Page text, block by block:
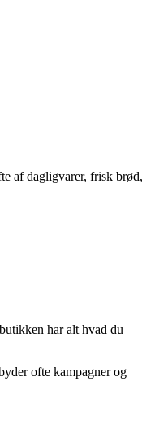
af dagligvarer, frisk brød,
har alt hvad du
ofte kampagner og